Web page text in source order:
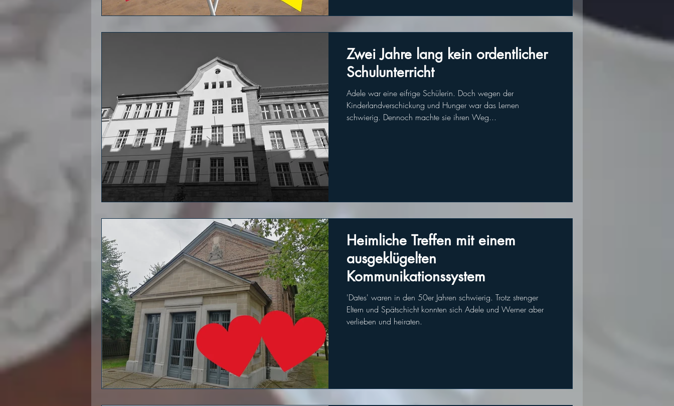
Zwei Jahre lang kein ordentlicher
Schulunterricht
Adele war eine eifrige Schülerin. Doch wegen der
Kinderlandverschickung und Hunger war das Lernen
schwierig. Dennoch machte sie ihren Weg...
Heimliche Treffen mit einem
ausgeklügelten
Kommunikationssystem
'Dates' waren in den 50er Jahren schwierig. Trotz strenger
Eltern und Spätschicht konnten sich Adele und Werner aber
verlieben und heiraten.